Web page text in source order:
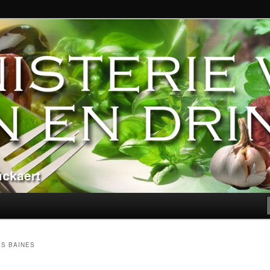
en Drinken
genoegens…
BAINES